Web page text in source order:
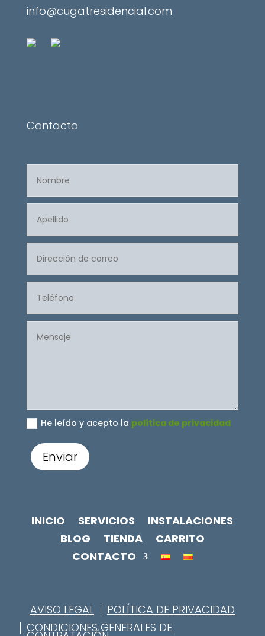
info@cugatresidencial.com
Contacto
He leído y acepto la política de privacidad
Enviar
INICIO SERVICIOS
INSTALACIONES
BLOG
TIENDA
CARRITO
CONTACTO
AVISO LEGAL
POLÍTICA DE PRIVACIDAD
CONDICIONES GENERALES DE